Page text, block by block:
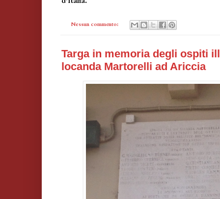
Nessun commento:
Targa in memoria degli ospiti
locanda Martorelli ad Ariccia